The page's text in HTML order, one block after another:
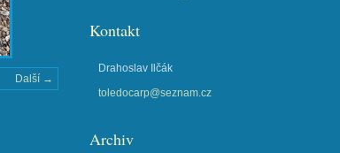
Další →
Kontakt
Drahoslav Ilčák
toledocarp@seznam.cz
Archiv